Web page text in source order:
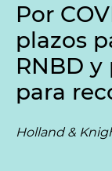
Por
plazos
RNBD
para
Holland &